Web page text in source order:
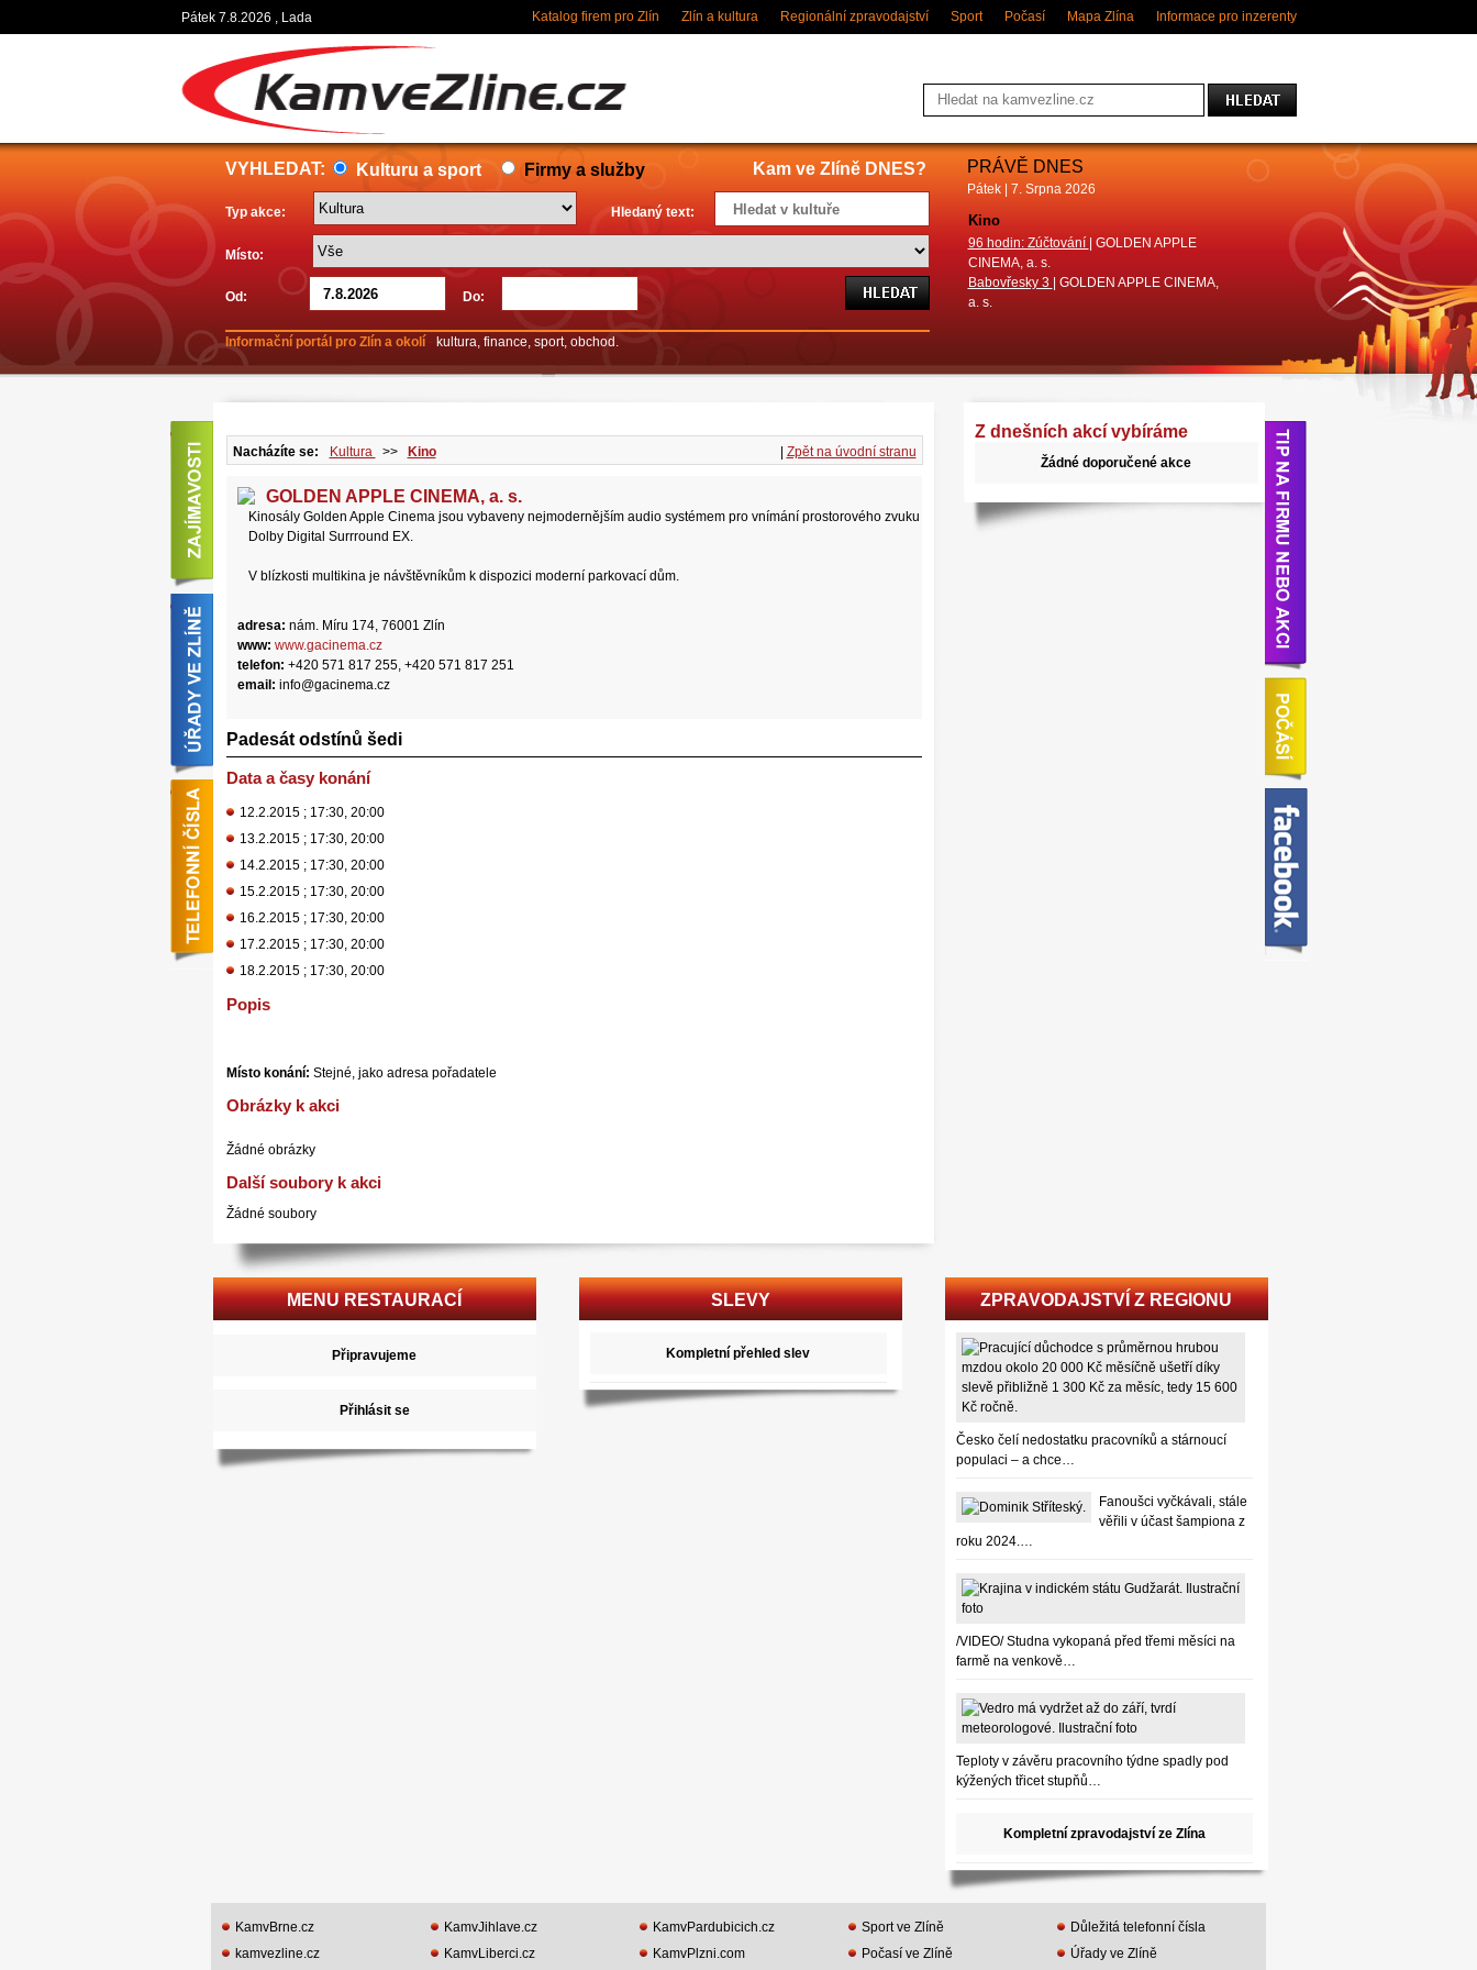
Pátek 7.8.2026 , Lada Informace pro inzerenty
Mapa Zlína
Počasí
Sport
Regionální zpravodajství
Zlín a kultura
Katalog firem pro Zlín
PRÁVĚ DNES
Pátek | 7. Srpna 2026
Kino
96 hodin: Zúčtování
| GOLDEN APPLE
CINEMA, a. s.
Babovřesky 3
| GOLDEN APPLE CINEMA,
a. s.
Divadlo
Pohádky do kapsy (Luděk Horký)
DIVADLO MALÁ SCÉNA ZLÍN
Ani o den dýl!
| Městské divadlo Zlín
VYHLEDAT: Kulturu a sport Firmy a služby Kam ve Zlíně DNES?
Typ akce: Hledaný text:
Místo:
Od: Do:
Informační portál pro Zlín a okolí- kultura, finance, sport, obchod.
Nacházíte se: Kultura >> Kino Zpět na úvodní stranu
GOLDEN APPLE CINEMA, a. s.
Kinosály Golden Apple Cinema jsou vybaveny nejmodernějším audio systémem pro vnímání prostorového zvuku
Dolby Digital Surrround EX.
V blízkosti multikina je návštěvníkům k dispozici moderní parkovací dům.
adresa: nám. Míru 174, 76001 Zlín
www: www.gacinema.cz
telefon: +420 571 817 255, +420 571 817 251
email: info@gacinema.cz
Padesát odstínů šedi
Data a časy konání
12.2.2015 ; 17:30, 20:00
13.2.2015 ; 17:30, 20:00
14.2.2015 ; 17:30, 20:00
15.2.2015 ; 17:30, 20:00
16.2.2015 ; 17:30, 20:00
17.2.2015 ; 17:30, 20:00
18.2.2015 ; 17:30, 20:00
Popis
Místo konání: Stejné, jako adresa pořadatele
Obrázky k akci
Žádné obrázky
Další soubory k akci
Žádné soubory
Z dnešních akcí vybíráme
Žádné doporučené akce
MENU RESTAURACÍ
Připravujeme
Přihlásit se
SLEVY
Kompletní přehled slev
ZPRAVODAJSTVÍ Z REGIONU
Česko čelí nedostatku pracovníků a stárnoucí
populaci – a chce…
Fanoušci vyčkávali, stále
věřili v účast šampiona z
roku 2024.…
/VIDEO/ Studna vykopaná před třemi měsíci na
farmě na venkově…
Teploty v závěru pracovního týdne spadly pod
kýžených třicet stupňů…
Kompletní zpravodajství ze Zlína
KamvBrne.cz
kamvezline.cz
KamvJihlave.cz
KamvLiberci.cz
KamvPardubicich.cz
KamvPlzni.com
Sport ve Zlíně
Počasí ve Zlíně
Důležitá telefonní čísla
Úřady ve Zlíně